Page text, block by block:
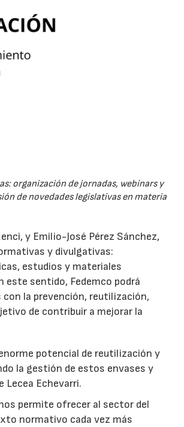
organización de jornadas, webinars y
de novedades legislativas en materia
y Emilio-José Pérez Sánchez,
y divulgativas:
estudios y materiales
este sentido, Fedemco podrá
la prevención, reutilización,
de contribuir a mejorar la
potencial de reutilización y
la gestión de estos envases y
Lecea Echevarri.
permite ofrecer al sector del
normativo cada vez más